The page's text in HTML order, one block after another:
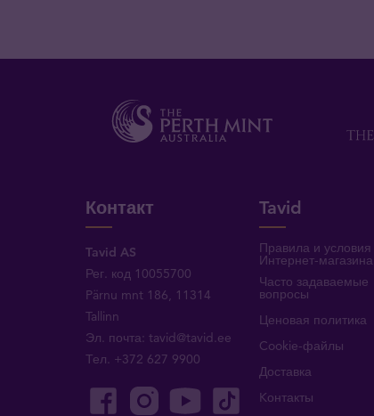
Контакт
Tavid AS
Рег. код 10055700
Pärnu mnt 186, 11314
Tallinn
Эл. почта:tavid@tavid.ee
Тел. +372 627 9900
Tavid
Правила и условия
Интернет-магазина
Часто задаваемые
вопросы
Ценовая политика
Cookie-файлы
Доставка
Kонтакты